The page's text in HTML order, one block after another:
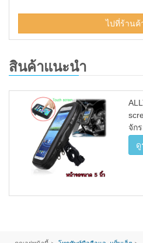
ไปที่ร้านค้
สินค้าแนะนำ
จัก
1ดู